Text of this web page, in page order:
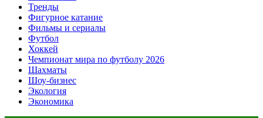
Тренды
Фигурное катание
Фильмы и сериалы
Футбол
Хоккей
Чемпионат мира по футболу 2026
Шахматы
Шоу-бизнес
Экология
Экономика